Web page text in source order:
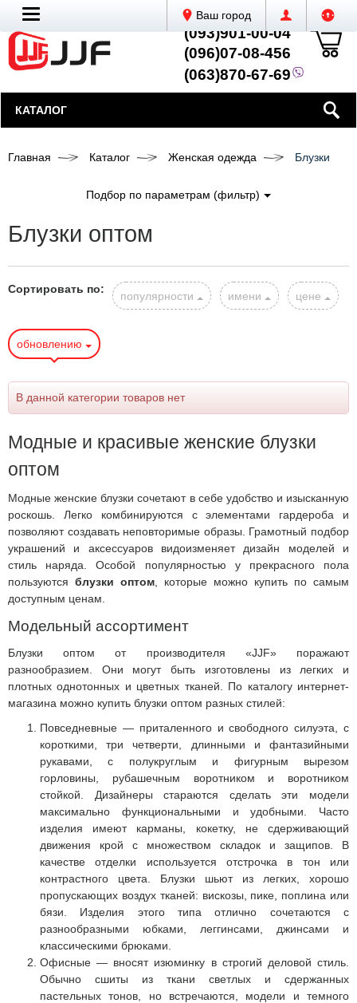
Ваш город
(093)901-00-04
(096)07-08-456
(063)870-67-69
КАТАЛОГ
Главная Каталог Женская одежда Блузки
Подбор по параметрам (фильтр)
Блузки оптом
Сортировать по:
популярности имени цене
обновлению
В данной категории товаров нет
Модные и красивые женские блузки
оптом
Модные женские блузки сочетают в себе удобство и изысканную
роскошь. Легко комбинируются с элементами гардероба и
позволяют создавать неповторимые образы. Грамотный подбор
украшений и аксессуаров видоизменяет дизайн моделей и
стиль наряда. Особой популярностью у прекрасного пола
пользуются блузки оптом , которые можно купить по самым
доступным ценам.
Модельный ассортимент
Блузки оптом от производителя «JJF» поражают
разнообразием. Они могут быть изготовлены из легких и
плотных однотонных и цветных тканей. По каталогу интернет-
магазина можно купить блузки оптом разных стилей:
Повседневные — приталенного и свободного силуэта, с
короткими, три четверти, длинными и фантазийными
рукавами, с полукруглым и фигурным вырезом
горловины, рубашечным воротником и воротником
стойкой. Дизайнеры стараются сделать эти модели
максимально функциональными и удобными. Часто
изделия имеют карманы, кокетку, не сдерживающий
движения крой с множеством складок и защипов. В
качестве отделки используется отстрочка в тон или
контрастного цвета. Блузки шьют из легких, хорошо
пропускающих воздух тканей: вискозы, пике, поплина или
бязи. Изделия этого типа отлично сочетаются с
разнообразными юбками, леггинсами, джинсами и
классическими брюками.
Офисные — вносят изюминку в строгий деловой стиль.
Обычно сшиты из ткани светлых и сдержанных
пастельных тонов, но встречаются, модели и темного